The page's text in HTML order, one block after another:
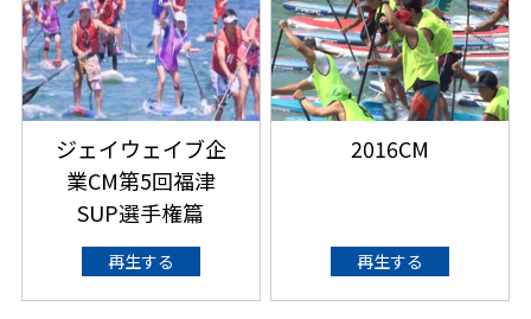
ジェイウェイブ企
業CM第5回福津
SUP選手権篇
再生する
2016CM
再生する